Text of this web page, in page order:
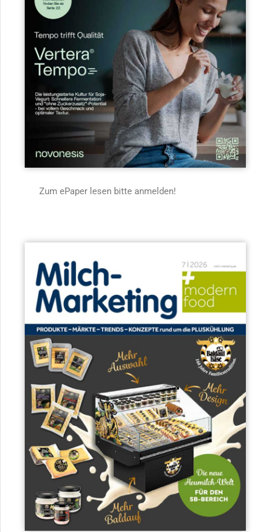
Zum ePaper lesen bitte anmelden!